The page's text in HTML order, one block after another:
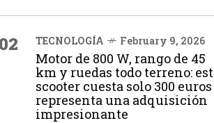
02 TECNOLOGÍA February 9, 2026
Motor de 800 W, rango de 45
km y ruedas todo terreno:
scooter cuesta solo 300
representa una adquisición
impresionante